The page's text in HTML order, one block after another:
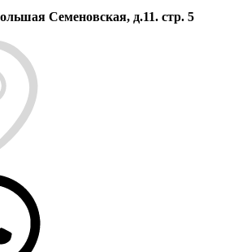
Семеновская, д.11. стр. 5